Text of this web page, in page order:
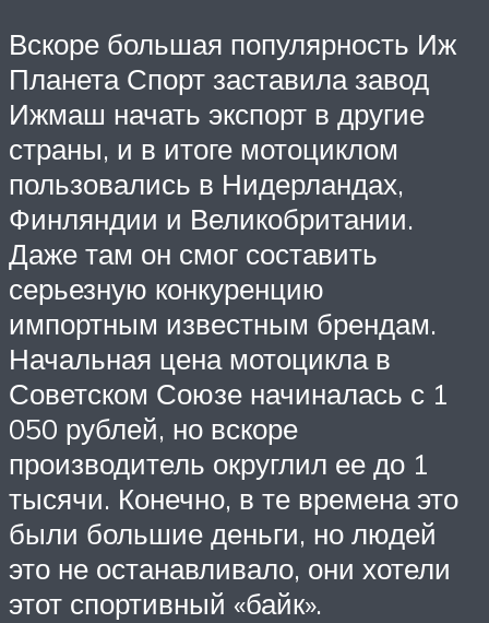
Вскоре большая популярность Иж
Планета Спорт заставила завод
Ижмаш начать экспорт в другие
страны, и в итоге мотоциклом
пользовались в Нидерландах,
Финляндии и Великобритании.
Даже там он смог составить
серьезную конкуренцию
импортным известным брендам.
Начальная цена мотоцикла в
Советском Союзе начиналась с 1
050 рублей, но вскоре
производитель округлил ее до 1
тысячи. Конечно, в те времена это
были большие деньги, но людей
это не останавливало, они хотели
этот спортивный «байк».